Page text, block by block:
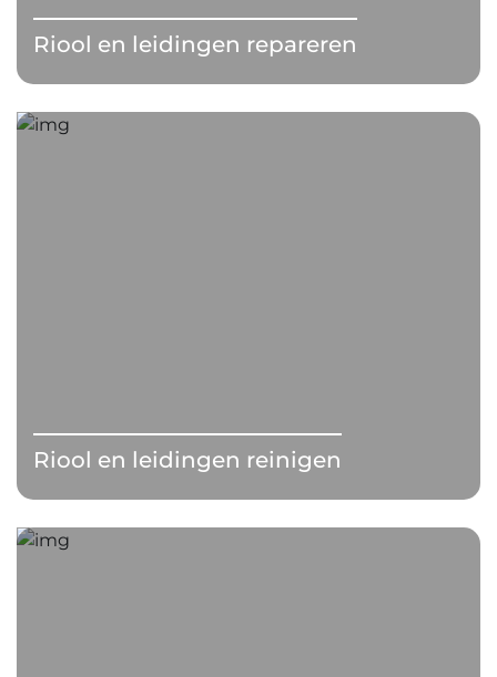
Riool en leidingen repareren
Riool en leidingen reinigen